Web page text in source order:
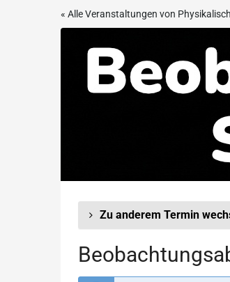
« Alle Veranstaltungen von
der
Zu anderem Termin